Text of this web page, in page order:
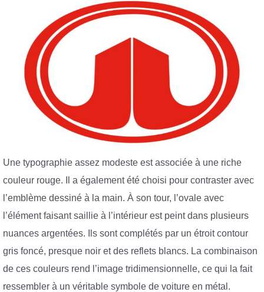
Une typographie assez modeste est associée à une riche
couleur rouge. Il a également été choisi pour contraster avec
l’emblème dessiné à la main. À son tour, l’ovale avec
l’élément faisant saillie à l’intérieur est peint dans plusieurs
nuances argentées. Ils sont complétés par un étroit contour
gris foncé, presque noir et des reflets blancs. La combinaison
de ces couleurs rend l’image tridimensionnelle, ce qui la fait
ressembler à un véritable symbole de voiture en métal.